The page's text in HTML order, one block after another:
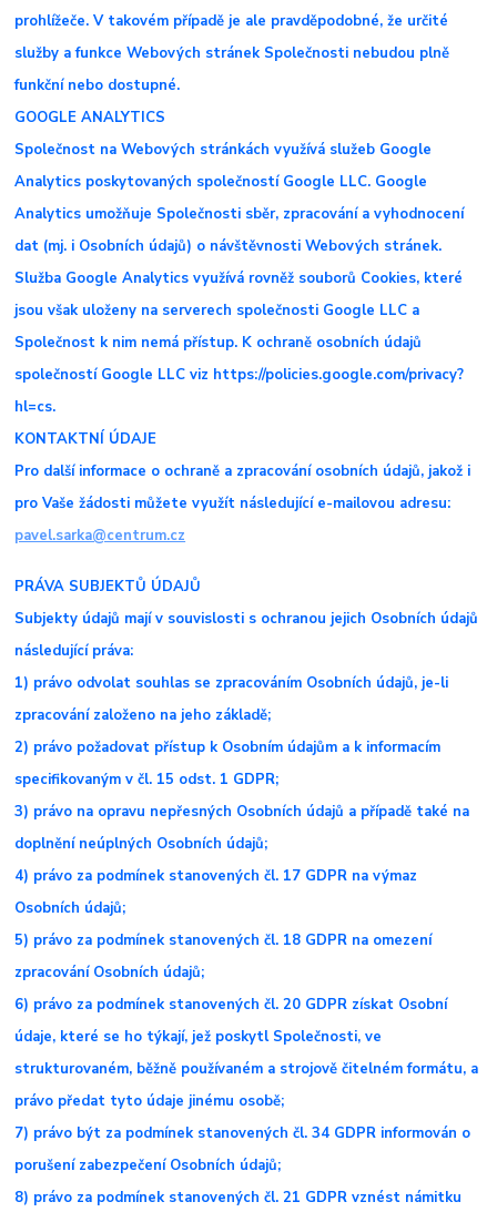
prohlížeče. V takovém případě je ale pravděpodobné, že určité
služby a funkce Webových stránek Společnosti nebudou plně
funkční nebo dostupné.
GOOGLE ANALYTICS
Společnost na Webových stránkách využívá služeb Google
Analytics poskytovaných společností Google LLC. Google
Analytics umožňuje Společnosti sběr, zpracování a vyhodnocení
dat (mj. i Osobních údajů) o návštěvnosti Webových stránek.
Služba Google Analytics využívá rovněž souborů Cookies, které
jsou však uloženy na serverech společnosti Google LLC a
Společnost k nim nemá přístup. K ochraně osobních údajů
společností Google LLC viz https://policies.google.com/privacy?
hl=cs.
KONTAKTNÍ ÚDAJE
Pro další informace o ochraně a zpracování osobních údajů, jakož i
pro Vaše žádosti můžete využít následující e-mailovou adresu:
pavel.sarka@centrum.cz
PRÁVA SUBJEKTŮ ÚDAJŮ
Subjekty údajů mají v souvislosti s ochranou jejich Osobních údajů
následující práva:
1) právo odvolat souhlas se zpracováním Osobních údajů, je-li
zpracování založeno na jeho základě;
2) právo požadovat přístup k Osobním údajům a k informacím
specifikovaným v čl. 15 odst. 1 GDPR;
3) právo na opravu nepřesných Osobních údajů a případě také na
doplnění neúplných Osobních údajů;
4) právo za podmínek stanovených čl. 17 GDPR na výmaz
Osobních údajů;
5) právo za podmínek stanovených čl. 18 GDPR na omezení
zpracování Osobních údajů;
6) právo za podmínek stanovených čl. 20 GDPR získat Osobní
údaje, které se ho týkají, jež poskytl Společnosti, ve
strukturovaném, běžně používaném a strojově čitelném formátu, a
právo předat tyto údaje jinému osobě;
7) právo být za podmínek stanovených čl. 34 GDPR informován o
porušení zabezpečení Osobních údajů;
8) právo za podmínek stanovených čl. 21 GDPR vznést námitku